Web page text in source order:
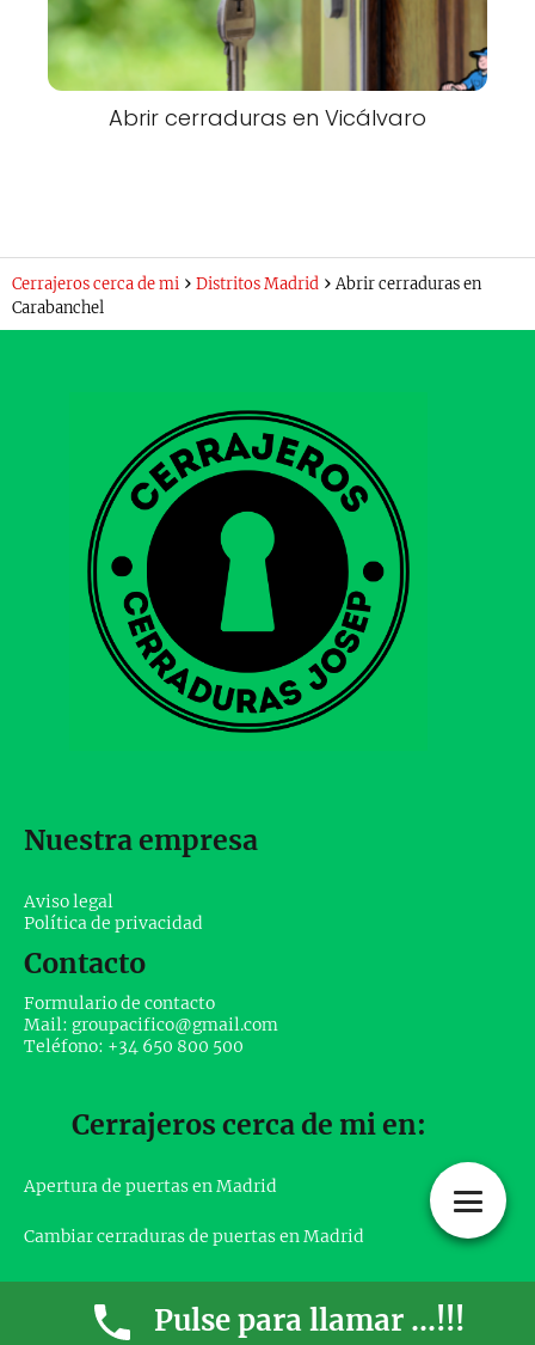
Abrir cerraduras en Vicálvaro
Cerrajeros cerca de mi Distritos Madrid
Abrir cerraduras en
Carabanchel
Nuestra empresa
Aviso legal
Política de privacidad
Contacto
Formulario de contacto
Mail: groupacifico@gmail.com
Teléfono: +34 650 800 500
Cerrajeros cerca de mi en:
Apertura de puertas en Madrid
Cambiar cerraduras de puertas en Madrid
Pulse para llamar ...!!!